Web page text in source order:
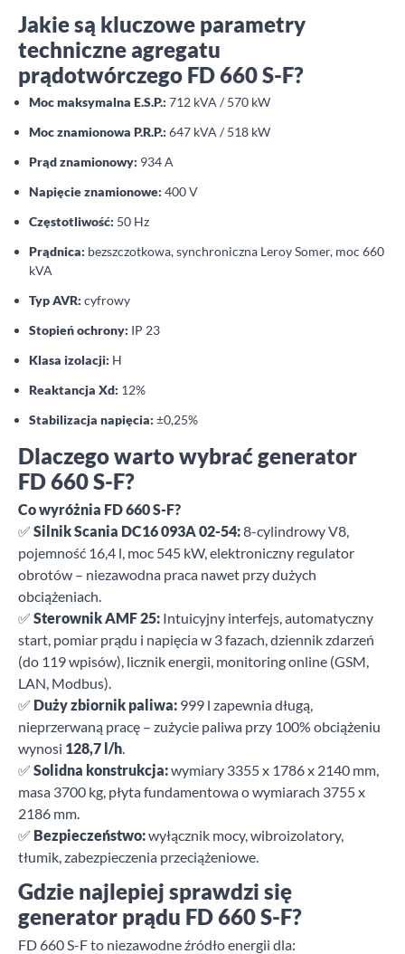
Jakie są kluczowe parametry
techniczne agregatu
prądotwórczego FD 660 S-F?
Moc maksymalna E.S.P.: 712 kVA / 570 kW
Moc znamionowa P.R.P.: 647 kVA / 518 kW
Prąd znamionowy: 934 A
Napięcie znamionowe: 400 V
Częstotliwość: 50 Hz
Prądnica: bezszczotkowa, synchroniczna Leroy Somer, moc 660
kVA
Typ AVR: cyfrowy
Stopień ochrony: IP 23
Klasa izolacji: H
Reaktancja Xd: 12%
Stabilizacja napięcia: ±0,25%
Dlaczego warto wybrać generator
FD 660 S-F?
Co wyróżnia FD 660 S-F?
✅ Silnik Scania DC16 093A 02-54:8-cylindrowy V8,
pojemność 16,4 l, moc 545 kW, elektroniczny regulator
obrotów – niezawodna praca nawet przy dużych
obciążeniach.
✅ Sterownik AMF 25: Intuicyjny interfejs, automatyczny
start, pomiar prądu i napięcia w 3 fazach, dziennik zdarzeń
(do 119 wpisów), licznik energii, monitoring online (GSM,
LAN, Modbus).
✅ Duży zbiornik paliwa: 999 l zapewnia długą,
nieprzerwaną pracę – zużycie paliwa przy 100% obciążeniu
wynosi 128,7 l/h.
✅ Solidna konstrukcja:wymiary 3355 x 1786 x 2140 mm,
masa 3700 kg, płyta fundamentowa o wymiarach 3755 x
2186 mm.
✅ Bezpieczeństwo:wyłącznik mocy, wibroizolatory,
tłumik, zabezpieczenia przeciążeniowe.
Gdzie najlepiej sprawdzi się
generator prądu FD 660 S-F?
FD 660 S-F to niezawodne źródło energii dla: